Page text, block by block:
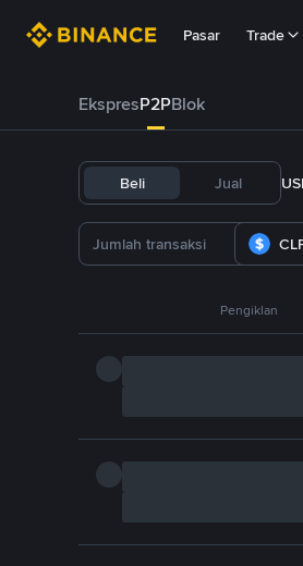
Pasar Trade
EkspresP2PBlok
Beli Jual
Pengiklan